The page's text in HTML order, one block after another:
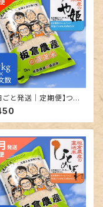
ごと発送｜定期便】つや
米｜5kg単位で発送